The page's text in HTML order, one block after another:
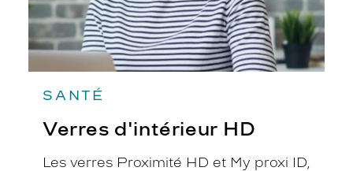
SANTÉ
Verres d'intérieur HD
Les verres Proximité HD et My proxi ID,